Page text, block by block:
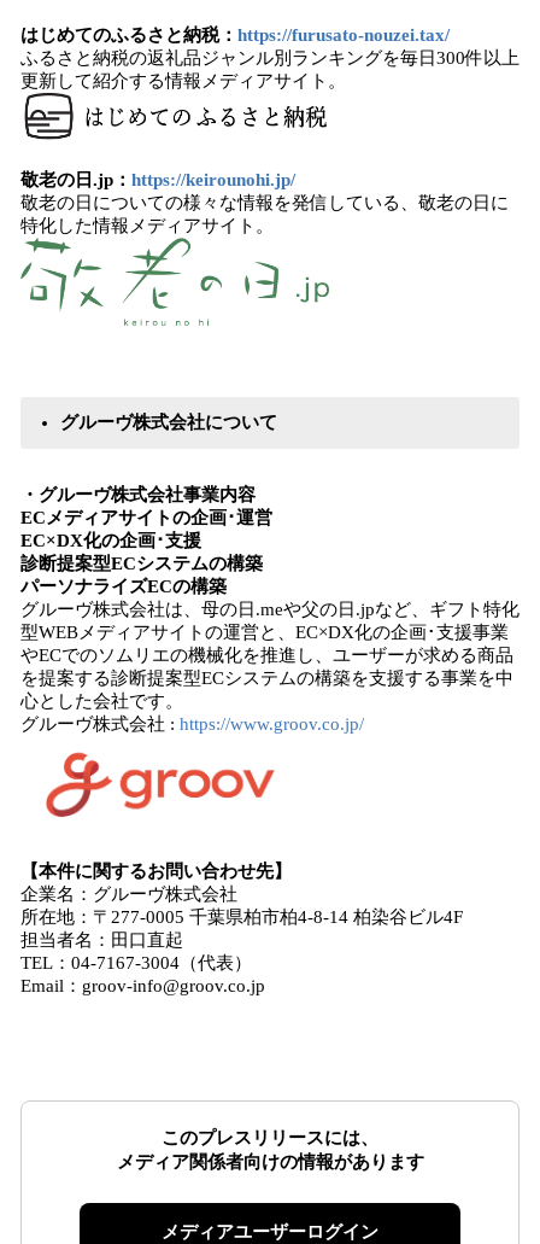
はじめてのふるさと納税： https://furusato-nouzei.tax/
ふるさと納税の返礼品ジャンル別ランキングを毎日300件以上
更新して紹介する情報メディアサイト。
敬老の日.jp： https://keirounohi.jp/
敬老の日についての様々な情報を発信している、敬老の日に
特化した情報メディアサイト。
グルーヴ株式会社について
・グルーヴ株式会社事業内容
ECメディアサイトの企画･運営
EC×DX化の企画･支援
診断提案型ECシステムの構築
パーソナライズECの構築
グルーヴ株式会社は、母の日.meや父の日.jpなど、ギフト特化
型WEBメディアサイトの運営と、EC×DX化の企画･支援事業
やECでのソムリエの機械化を推進し、ユーザーが求める商品
を提案する診断提案型ECシステムの構築を支援する事業を中
心とした会社です。
グルーヴ株式会社 : https://www.groov.co.jp/
【本件に関するお問い合わせ先】
企業名：グルーヴ株式会社
所在地：〒277-0005 千葉県柏市柏4-8-14 柏染⾕ビル4F
担当者名：⽥⼝直起
TEL：04-7167-3004（代表）
Email：groov-info@groov.co.jp
このプレスリリースには、
メディア関係者向けの情報があります
メディアユーザーログイン